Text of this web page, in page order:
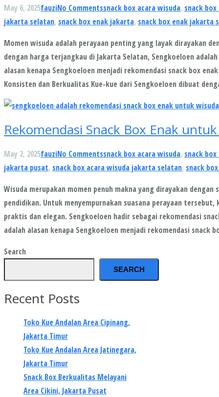
May 6, 2025fauziNo Commentssnack box acara wisuda, snack
jakarta selatan, snack box enak jakarta, snack box enak jakarta
Momen wisuda adalah perayaan penting yang layak dirayakan
dengan harga terjangkau di Jakarta Selatan, Sengkoeloen
alasan kenapa Sengkoeloen menjadi rekomendasi snack box
Konsisten dan Berkualitas Kue-kue dari Sengkoeloen dibuat
Rekomendasi Snack Box Enak
May 2, 2025fauziNo Commentssnack box acara wisuda, snack
jakarta pusat, snack box acara wisuda jakarta selatan, snack
Wisuda merupakan momen penuh makna yang dirayakan
pendidikan. Untuk menyempurnakan suasana perayaan
praktis dan elegan. Sengkoeloen hadir sebagai rekomendasi
adalah alasan kenapa Sengkoeloen menjadi rekomendasi snack
Search
SEARCH
Recent Posts
Toko Kue Andalan Area Cipinang,
Jakarta Timur
Toko Kue Andalan Area Jatinegara,
Jakarta Timur
Snack Box Berkualitas Melayani
Area Cikini, Jakarta Pusat